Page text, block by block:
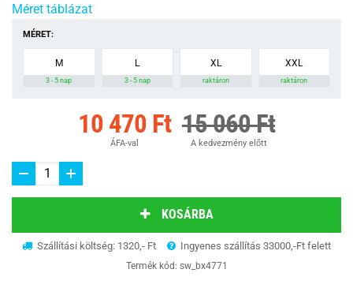
Méret táblázat
MÉRET:
M
3 - 5 nap
L
3 - 5 nap
XL
raktáron
XXL
raktáron
10 470 Ft
ÁFA-val
15 060 Ft
A kedvezmény előtt
KOSÁRBA
Szállítási költség: 1320,- Ft Ingyenes szállítás 33000,-Ft felett
Termék kód: sw_bx4771